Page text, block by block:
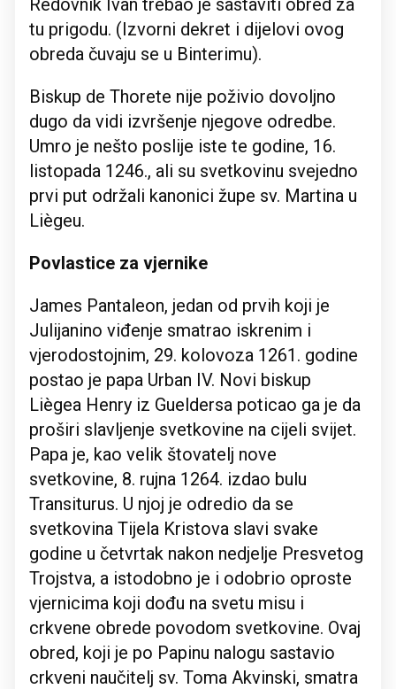
Redovnik Ivan trebao je sastaviti obred za
tu prigodu. (Izvorni dekret i dijelovi ovog
obreda čuvaju se u Binterimu).
Biskup de Thorete nije poživio dovoljno
dugo da vidi izvršenje njegove odredbe.
Umro je nešto poslije iste te godine, 16.
listopada 1246., ali su svetkovinu svejedno
prvi put održali kanonici župe sv. Martina u
Liègeu.
Povlastice za vjernike
James Pantaleon, jedan od prvih koji je
Julijanino viđenje smatrao iskrenim i
vjerodostojnim, 29. kolovoza 1261. godine
postao je papa Urban IV. Novi biskup
Liègea Henry iz Gueldersa poticao ga je da
proširi slavljenje svetkovine na cijeli svijet.
Papa je, kao velik štovatelj nove
svetkovine, 8. rujna 1264. izdao bulu
Transiturus. U njoj je odredio da se
svetkovina Tijela Kristova slavi svake
godine u četvrtak nakon nedjelje Presvetog
Trojstva, a istodobno je i odobrio oproste
vjernicima koji dođu na svetu misu i
crkvene obrede povodom svetkovine. Ovaj
obred, koji je po Papinu nalogu sastavio
crkveni naučitelj sv. Toma Akvinski, smatra